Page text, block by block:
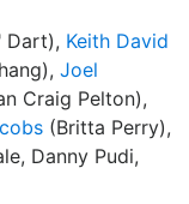
Dart), Keith David
Joel
Craig Pelton),
(Britta Perry),
Danny Pudi,